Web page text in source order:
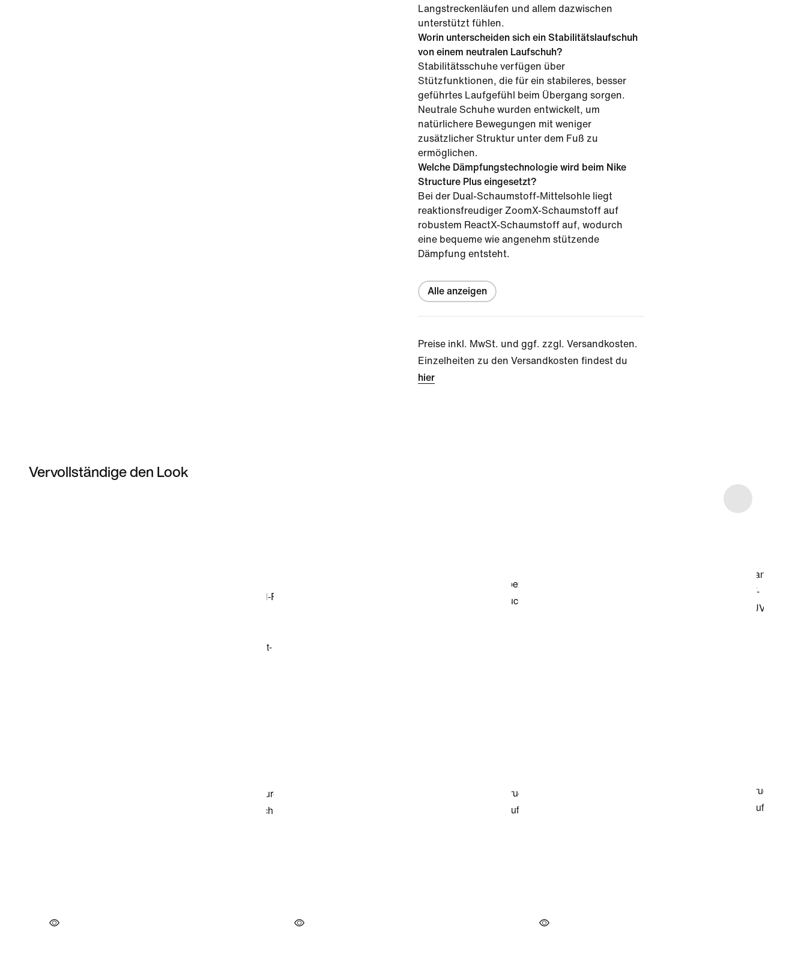
Langstreckenläufen und allem dazwischen
unterstützt fühlen.
Worin unterscheiden sich ein Stabilitätslaufschuh
von einem neutralen Laufschuh?
Stabilitätsschuhe verfügen über
Stützfunktionen, die für ein stabileres, besser
geführtes Laufgefühl beim Übergang sorgen.
Neutrale Schuhe wurden entwickelt, um
natürlichere Bewegungen mit weniger
zusätzlicher Struktur unter dem Fuß zu
ermöglichen.
Welche Dämpfungstechnologie wird beim Nike
Structure Plus eingesetzt?
Bei der Dual-Schaumstoff-Mittelsohle liegt
reaktionsfreudiger ZoomX-Schaumstoff auf
robustem ReactX-Schaumstoff auf, wodurch
eine bequeme wie angenehm stützende
Dämpfung entsteht.
Alle anzeigen
Preise inkl. MwSt. und ggf. zzgl. Versandkosten.
Einzelheiten zu den Versandkosten findest du
hier
Vervollständige den Look